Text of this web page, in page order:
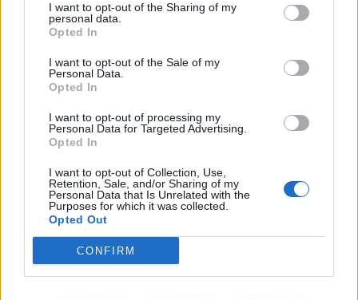
I want to opt-out of the Sharing of my
personal data.
Opted In
I want to opt-out of the Sale of my
Personal Data.
Opted In
I want to opt-out of processing my
Personal Data for Targeted Advertising.
Opted In
I want to opt-out of Collection, Use,
Retention, Sale, and/or Sharing of my
Personal Data that Is Unrelated with the
Purposes for which it was collected.
Opted Out
CONFIRM